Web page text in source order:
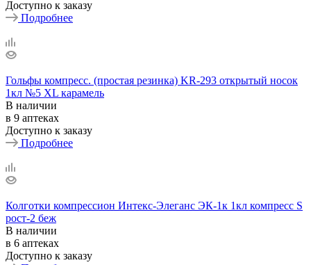
Доступно к заказу
Подробнее
Гольфы компресс. (простая резинка) KR-293 открытый носок
1кл №5 ХL карамель
В наличии
в 9 аптеках
Доступно к заказу
Подробнее
Колготки компрессион Интекс-Элеганс ЭК-1к 1кл компресс S
рост-2 беж
В наличии
в 6 аптеках
Доступно к заказу